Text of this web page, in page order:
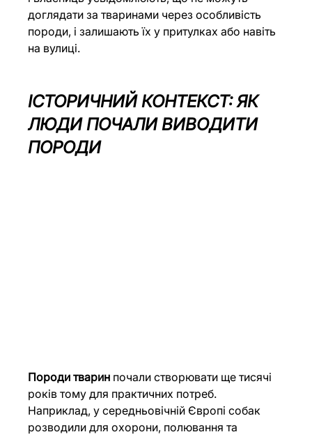
доглядати за тваринами через особливість
породи, і залишають їх у притулках або навіть
на вулиці.
ІСТОРИЧНИЙ КОНТЕКСТ: ЯК
ЛЮДИ ПОЧАЛИ ВИВОДИТИ
ПОРОДИ
Породи тварин почали створювати ще тисячі
років тому для практичних потреб.
Наприклад, у середньовічній Європі собак
розводили для охорони, полювання та